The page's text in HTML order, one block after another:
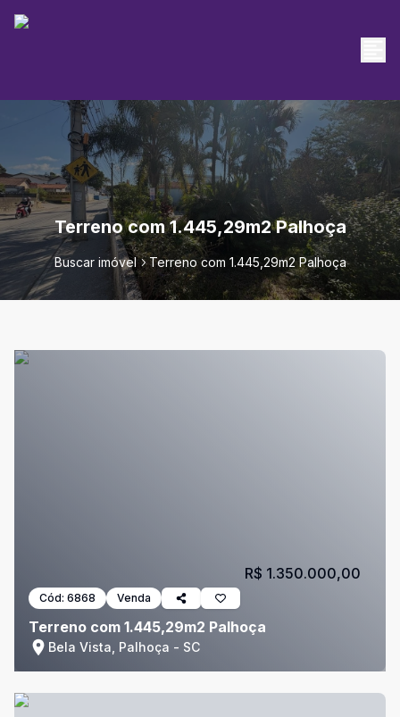
Terreno com 1.445,29m2 Palhoça
Buscar imóvel Terreno com 1.445,29m2 Palhoça
Cód: 6868 Venda
Terreno com 1.445,29m2 Palhoça
Bela Vista, Palhoça - SC
R$ 1.350.000,00